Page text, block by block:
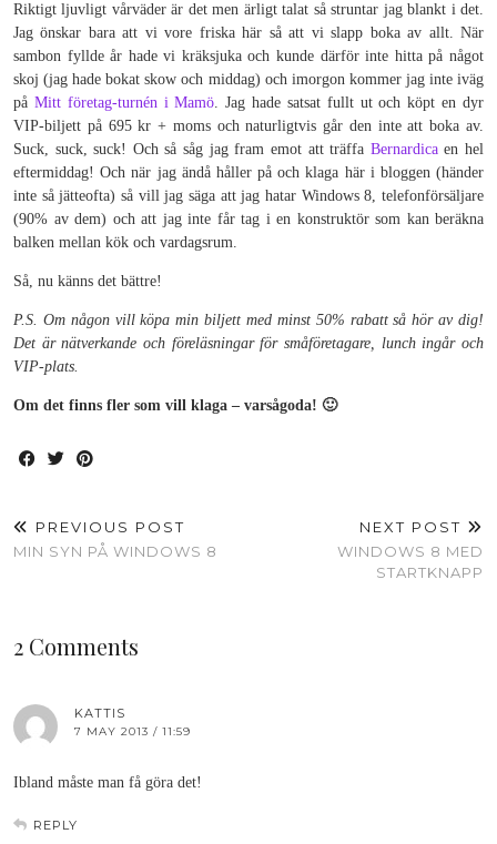
Riktigt ljuvligt vårväder är det men ärligt talat så struntar jag blankt i det.
Jag önskar bara att vi vore friska här så att vi slapp boka av allt. När
sambon fyllde år hade vi kräksjuka och kunde därför inte hitta på något
skoj (jag hade bokat skow och middag) och imorgon kommer jag inte iväg
på Mitt företag-turnén i Mamö. Jag hade satsat fullt ut och köpt en dyr
VIP-biljett på 695 kr + moms och naturligtvis går den inte att boka av.
Suck, suck, suck! Och så såg jag fram emot att träffa Bernardicaen hel
eftermiddag! Och när jag ändå håller på och klaga här i bloggen (händer
inte så jätteofta) så vill jag säga att jag hatar Windows 8, telefonförsäljare
(90% av dem) och att jag inte får tag i en konstruktör som kan beräkna
balken mellan kök och vardagsrum.
Så, nu känns det bättre!
P.S. Om någon vill köpa min biljett med minst 50% rabatt så hör av dig!
Det är nätverkande och föreläsningar för småföretagare, lunch ingår och
VIP-plats.
Om det finns fler som vill klaga – varsågoda! 🙂
PREVIOUS POST
MIN SYN PÅ WINDOWS 8
NEXT POST
WINDOWS 8 MED
STARTKNAPP
2 Comments
KATTIS
7 MAY 2013 / 11:59
Ibland måste man få göra det!
REPLY